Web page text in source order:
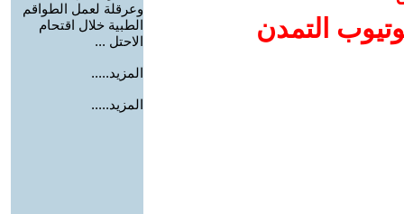
التمدن
وعرقلة لعمل الطواقم
الطبية خلال اقتحام
الاحتل ...
المزيد.....
المزيد.....